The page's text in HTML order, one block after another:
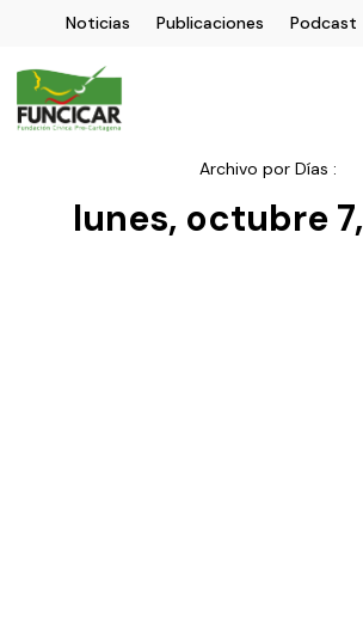
Noticias Publicaciones Podcast
Archivo por Días :
lunes, octubre